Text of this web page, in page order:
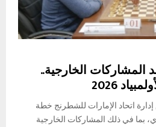
المشاركات الخارجية..
2026
اتحاد الإمارات للشطرنج خطة
بما في ذلك المشاركات الخارجية